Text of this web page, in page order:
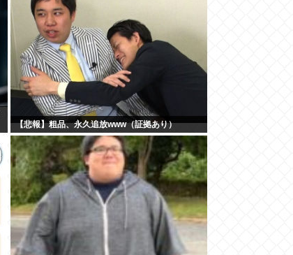
【悲報】粗品、永久追放www（証拠あり）